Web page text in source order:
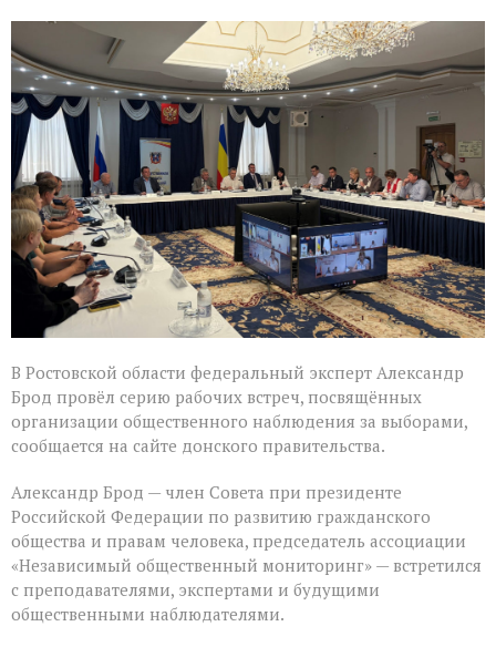
Эксперт
Александр
Брод
высоко
оценил
подготовку
наблюдателей
Ростовской
области
В Ростовской области федеральный эксперт Александр
Брод провёл серию рабочих встреч, посвящённых
организации общественного наблюдения за выборами,
сообщается на сайте донского правительства.
Александр Брод — член Совета при президенте
Российской Федерации по развитию гражданского
общества и правам человека, председатель ассоциации
«Независимый общественный мониторинг» — встретился
с преподавателями, экспертами и будущими
общественными наблюдателями.